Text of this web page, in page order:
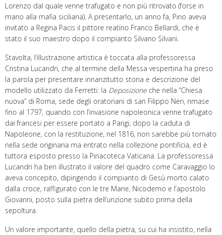
Lorenzo dal quale venne trafugato e non più ritrovato (forse in
mano alla mafia siciliana). A presentarlo, un anno fa, Pino aveva
invitato a Regina Pacis il pittore reatino Franco Bellardi, che è
stato il suo maestro dopo il compianto Silvano Silvani.
Stavolta, l’illustrazione artistica è toccata alla professoressa
Cristina Lucandri, che al termine della Messa vespertina ha preso
la parola per presentare innanzitutto storia e descrizione del
modello utilizzato da Ferretti: la Deposizione che nella “Chiesa
nuova” di Roma, sede degli oratoriani di san Filippo Neri, rimase
fino al 1797, quando con l’invasione napoleonica venne trafugato
dai francesi per essere portato a Parigi; dopo la caduta di
Napoleone, con la restituzione, nel 1816, non sarebbe più tornato
nella sede originaria ma entrato nella collezione pontificia, ed è
tuttora esposto presso la Pinacoteca Vaticana. La professoressa
Lucandri ha ben illustrato il valore del quadro come Caravaggio lo
aveva concepito, dipingendo il compianto di Gesù morto calato
dalla croce, raffigurato con le tre Marie, Nicodemo e l’apostolo
Giovanni, posto sulla pietra dell’unzione subito prima della
sepoltura.
Un valore importante, quello della pietra, su cui ha insistito, nella